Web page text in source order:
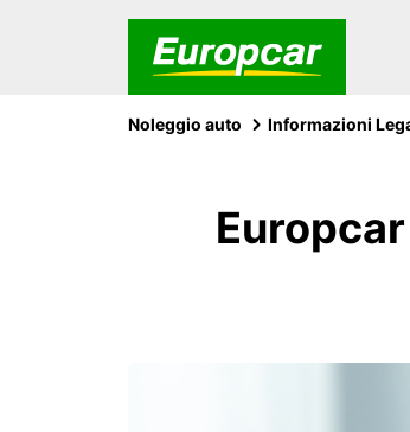
Noleggio auto Informazioni